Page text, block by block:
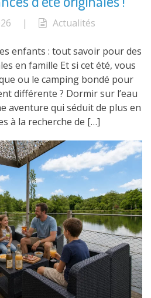
| Actualités
enfants : tout savoir pour des
en famille Et si cet été, vous
ou le camping bondé pour
différente ? Dormir sur l’eau
aventure qui séduit de plus en
à la recherche de […]